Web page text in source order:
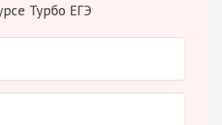
Турбо ЕГЭ